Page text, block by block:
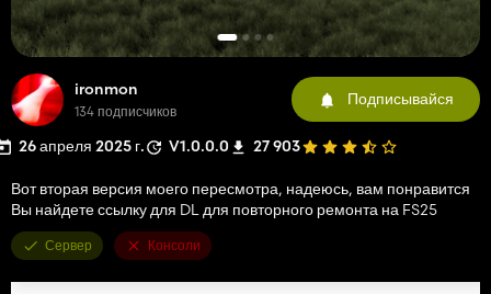
ironmon
134 подписчиков
Подписывайся
26 апреля 2025 г. V1.0.0.0 27 903
Вот вторая версия моего пересмотра, надеюсь, вам понравится
Вы найдете ссылку для DL для повторного ремонта на FS25
Сервер Консоли